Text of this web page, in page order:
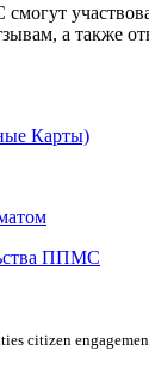
а также
Карты)
ППМС
citizen